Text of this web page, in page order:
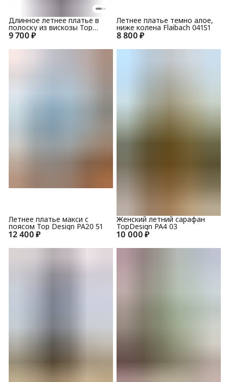
9 700 ₽
Длинное летнее платье в
полоску из вискозы Top
Design А7 074 8 800 ₽
Летнее платье темно алое,
ниже колена Flaibach 041S1
12 400 ₽
Летнее платье макси с
поясом Top Design PA20 51
10 000 ₽
Женский летний сарафан
TopDesign PA4 03